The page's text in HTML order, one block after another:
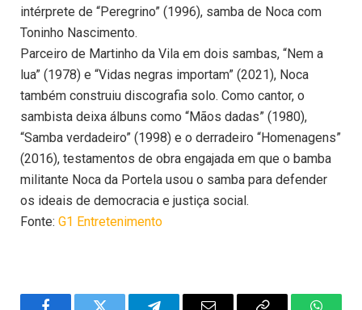
intérprete de “Peregrino” (1996), samba de Noca com
Toninho Nascimento.
Parceiro de Martinho da Vila em dois sambas, “Nem a
lua” (1978) e “Vidas negras importam” (2021), Noca
também construiu discografia solo. Como cantor, o
sambista deixa álbuns como “Mãos dadas” (1980),
“Samba verdadeiro” (1998) e o derradeiro “Homenagens”
(2016), testamentos de obra engajada em que o bamba
militante Noca da Portela usou o samba para defender
os ideais de democracia e justiça social.
Fonte: G1 Entretenimento